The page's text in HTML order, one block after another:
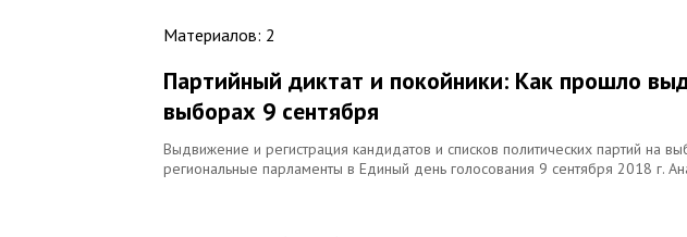
Материалов: 2
Партийный диктат и покойники: Как прошло
выборах 9 сентября
Выдвижение и регистрация кандидатов и списков политических партий на
региональные парламенты в Единый день голосования 9 сентября 2018 г.